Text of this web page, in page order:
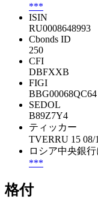
***
ISIN
RU0008648993
Cbonds ID
250
CFI
DBFXXB
FIGI
BBG00068QC64
SEDOL
B89Z7Y4
ティッカー
TVERRU 15 08/
ロシア中央銀
***
格付